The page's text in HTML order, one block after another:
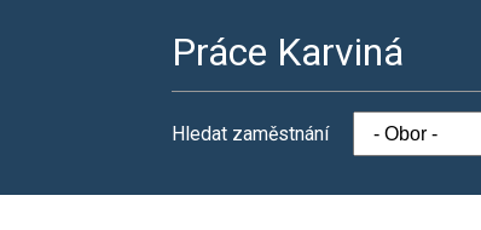
Práce Karviná
Hledat zaměstnání